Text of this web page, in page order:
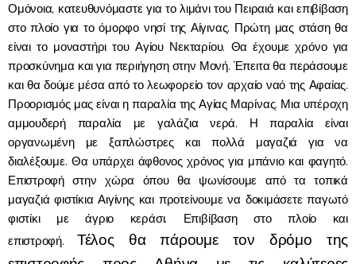
Ομόνοια, κατευθυνόμαστε για το λιμάνι του Πειραιά και επιβίβαση
στο πλοίο για το όμορφο νησί της Αίγινας. Πρώτη μας στάση θα
είναι το μοναστήρι του Αγίου Νεκταρίου. Θα έχουμε χρόνο για
προσκύνημα και για περιήγηση στην Μονή. Έπειτα θα περάσουμε
και θα δούμε μέσα από το λεωφορείο τον αρχαίο ναό της Αφαίας.
Προορισμός μας είναι η παραλία της Αγίας Μαρίνας. Μια υπέροχη
αμμουδερή παραλία με γαλάζια νερά. Η παραλία είναι
οργανωμένη με ξαπλώστρες και πολλά μαγαζιά για να
διαλέξουμε. Θα υπάρχει άφθονος χρόνος για μπάνιο και φαγητό.
Επιστροφή στην χώρα όπου θα ψωνίσουμε από τα τοπικά
μαγαζιά φιστίκια Αιγίνης και προτείνουμε να δοκιμάσετε παγωτό
φιστίκι με άγριο κεράσι. Επιβίβαση στο πλοίο και
επιστροφή. Τέλος θα πάρουμε τον δρόμο της